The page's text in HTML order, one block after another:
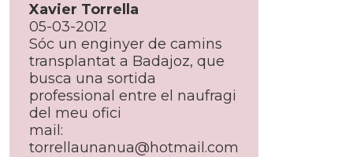
Xavier Torrella
05-03-2012
Sóc un enginyer de camins
transplantat a Badajoz, que
busca una sortida
professional entre el naufragi
del meu ofici
mail:
torrellaunanua@hotmail.com